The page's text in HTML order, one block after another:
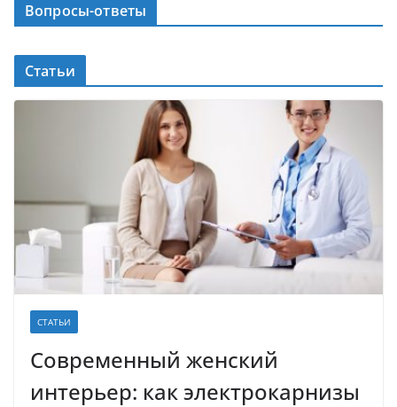
Вопросы-ответы
Статьи
СТАТЬИ
Современный женский
интерьер: как электрокарнизы